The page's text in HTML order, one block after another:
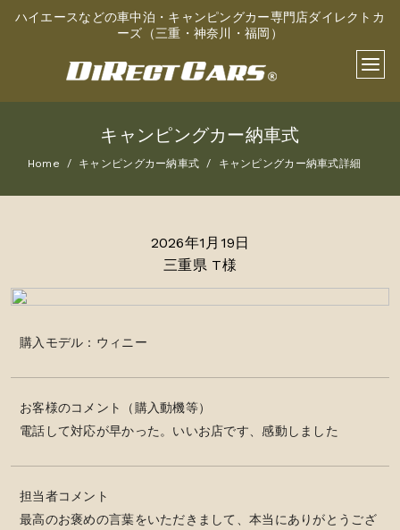
ハイエースなどの車中泊・キャンピングカー専門店ダイレクトカ
ーズ（三重・神奈川・福岡）
キャンピングカー納車式
Home キャンピングカー納車式 キャンピングカー納車式詳細
2026年1月19日
三重県 T様
購入モデル：ウィニー
お客様のコメント（購入動機等）
電話して対応が早かった。いいお店です、感動しました
担当者コメント
最高のお褒めの言葉をいただきまして、本当にありがとうござ